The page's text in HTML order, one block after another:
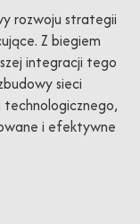
rozwoju strategii
Z biegiem
integracji tego
sieci
i efektywne